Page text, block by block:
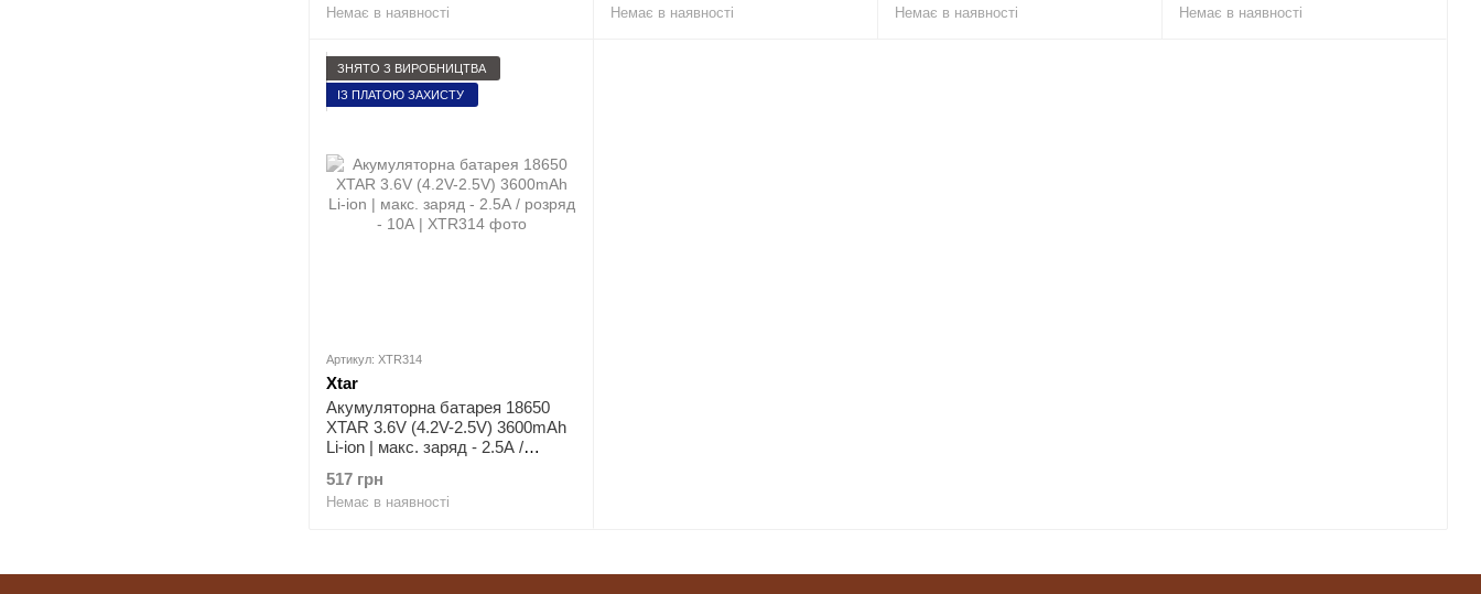
Немає в наявності Немає в наявності Немає в наявності Немає в наявності
ЗНЯТО З ВИРОБНИЦТВА
ІЗ ПЛАТОЮ ЗАХИСТУ
Артикул: XTR314
Xtar
Акумуляторна батарея 18650
XTAR 3.6V (4.2V-2.5V) 3600mAh
Li-ion | мaкс. заряд - 2.5А /
517 грн
Немає в наявності